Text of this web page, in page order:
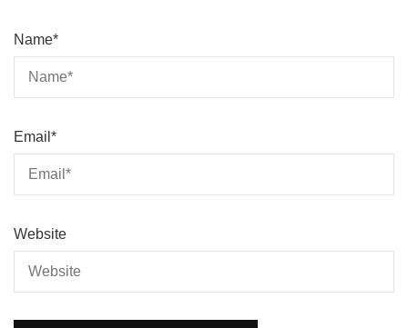
Name*
Email *
Website